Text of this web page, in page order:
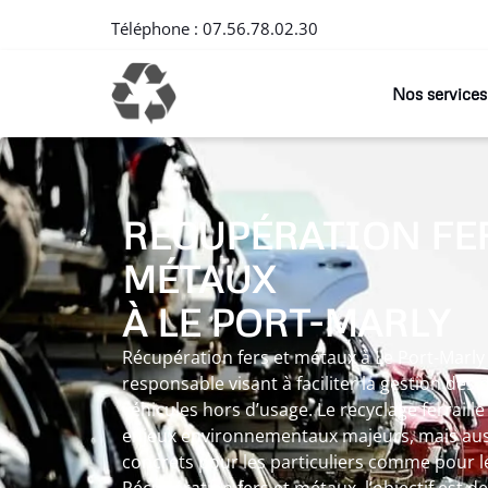
Téléphone : 07.56.78.02.30
Nos services
RÉCUPÉRATION
MÉTAUX
À LE PORT-MARLY
Récupération fers et métaux à Le Port-Marly
responsable visant à faciliter la gestion des
véhicules hors d’usage. Le recyclage
enjeux environnementaux majeurs, mais
concrets pour les particuliers comme pour